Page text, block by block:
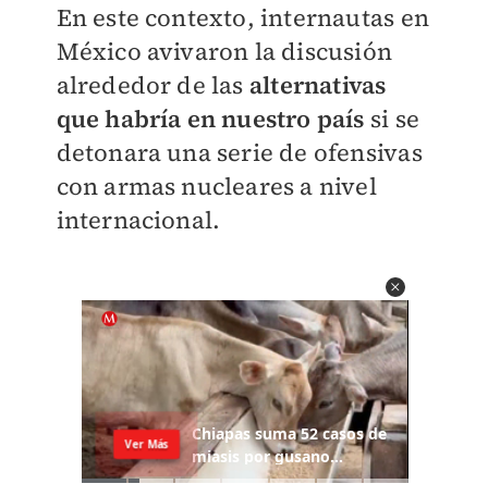
En este contexto, internautas en
México avivaron la discusión
alrededor de las alternativas
que habría en nuestro país si se
detonara una serie de ofensivas
con armas nucleares a nivel
internacional.